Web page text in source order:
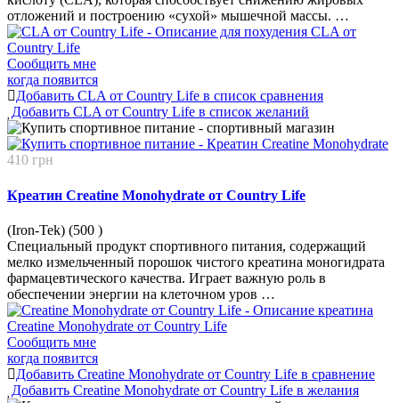
отложений и построению «сухой» мышечной массы. …
Сообщить мне
когда появится
Добавить CLA от Country Life в список сравнения
Добавить CLA от Country Life в список желаний
410 грн
Креатин Creatine Monohydrate от Country Life
(Iron-Tek) (500 )
Специальный продукт спортивного питания, содержащий
мелко измельченный порошок чистого креатина моногидрата
фармацевтического качества. Играет важную роль в
обеспечении энергии на клеточном уров …
Сообщить мне
когда появится
Добавить Creatine Monohydrate от Country Life в сравнение
Добавить Creatine Monohydrate от Country Life в желания